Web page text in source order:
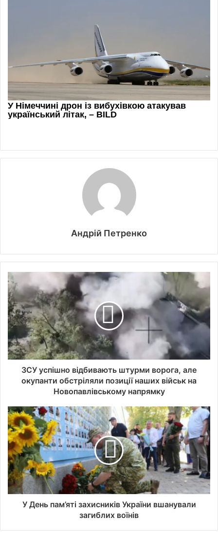
Андрій Петренко
ЗСУ успішно відбивають штурми ворога, але
окупанти обстріляли позиції наших військ на
Новопавлівському напрямку
У День пам’яті захисників України вшанували
загиблих воїнів